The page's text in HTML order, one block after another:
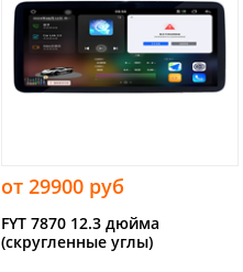
от 29900 руб
FYT 7870 12.3 дюйма
(скругленные углы)